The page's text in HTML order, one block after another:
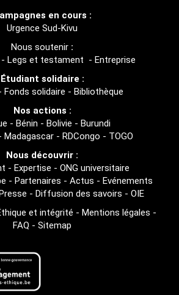
en cours :
Urgence Sud-Kivu
Nous soutenir :
- Legs et testament - Entreprise
Étudiant solidaire :
Fonds solidaire - Bibliothèque
Nos actions :
- Bénin - Bolivie - Burundi
Madagascar- RDCongo - TOGO
Nous découvrir :
- Expertise - ONG universitaire
- Partenaires - Actus - Evénements
- Diffusion des savoirs - OIE
et intégrité - Mentions légales -
FAQ - Sitemap